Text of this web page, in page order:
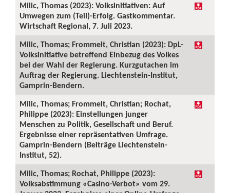
Milic, Thomas (2023): Volksinitiativen: Auf
Umwegen zum (Teil)-Erfolg. Gastkommentar.
Wirtschaft Regional, 7. Juli 2023.
Milic, Thomas; Frommelt, Christian (2023): DpL-
Volksinitiative betreffend Einbezug des Volkes
bei der Wahl der Regierung. Kurzgutachen im
Auftrag der Regierung. Liechtenstein-Institut,
Gamprin-Bendern.
Milic, Thomas; Frommelt, Christian; Rochat,
Philippe (2023): Einstellungen junger
Menschen zu Politik, Gesellschaft und Beruf.
Ergebnisse einer repräsentativen Umfrage.
Gamprin-Bendern (Beiträge Liechtenstein-
Institut, 52).
Milic, Thomas; Rochat, Philippe (2023):
Volksabstimmung «Casino-Verbot» vom 29.